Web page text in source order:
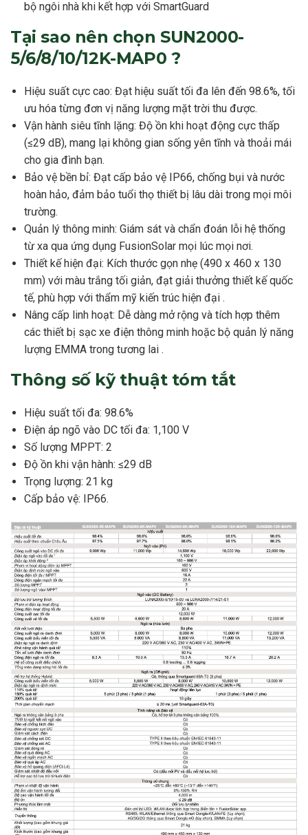
bộ ngôi nhà khi kết hợp với SmartGuard
Tại sao nên chọn SUN2000-
5/6/8/10/12K-MAP0 ?
Hiệu suất cực cao: Đạt hiệu suất tối đa lên đến 98.6%, tối
ưu hóa từng đơn vị năng lượng mặt trời thu được.
Vận hành siêu tĩnh lặng: Độ ồn khi hoạt động cực thấp
(≤29 dB), mang lại không gian sống yên tĩnh và thoải mái
cho gia đình bạn.
Bảo vệ bền bỉ: Đạt cấp bảo vệ IP66, chống bụi và nước
hoàn hảo, đảm bảo tuổi thọ thiết bị lâu dài trong mọi môi
trường.
Quản lý thông minh: Giám sát và chẩn đoán lỗi hệ thống
từ xa qua ứng dụng FusionSolar mọi lúc mọi nơi.
Thiết kế hiện đại: Kích thước gọn nhẹ (490 x 460 x 130
mm) với màu trắng tối giản, đạt giải thưởng thiết kế quốc
tế, phù hợp với thẩm mỹ kiến trúc hiện đại .
Nâng cấp linh hoạt: Dễ dàng mở rộng và tích hợp thêm
các thiết bị sạc xe điện thông minh hoặc bộ quản lý năng
lượng EMMA trong tương lai .
Thông số kỹ thuật tóm tắt
Hiệu suất tối đa: 98.6%
Điện áp ngõ vào DC tối đa: 1,100 V
Số lượng MPPT: 2
Độ ồn khi vận hành: ≤29 dB
Trọng lượng: 21 kg
Cấp bảo vệ: IP66.